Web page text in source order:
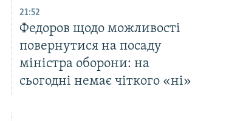
21:52
Федоров щодо можливості
повернутися на посаду
міністра оборони: на
сьогодні немає чіткого «ні»